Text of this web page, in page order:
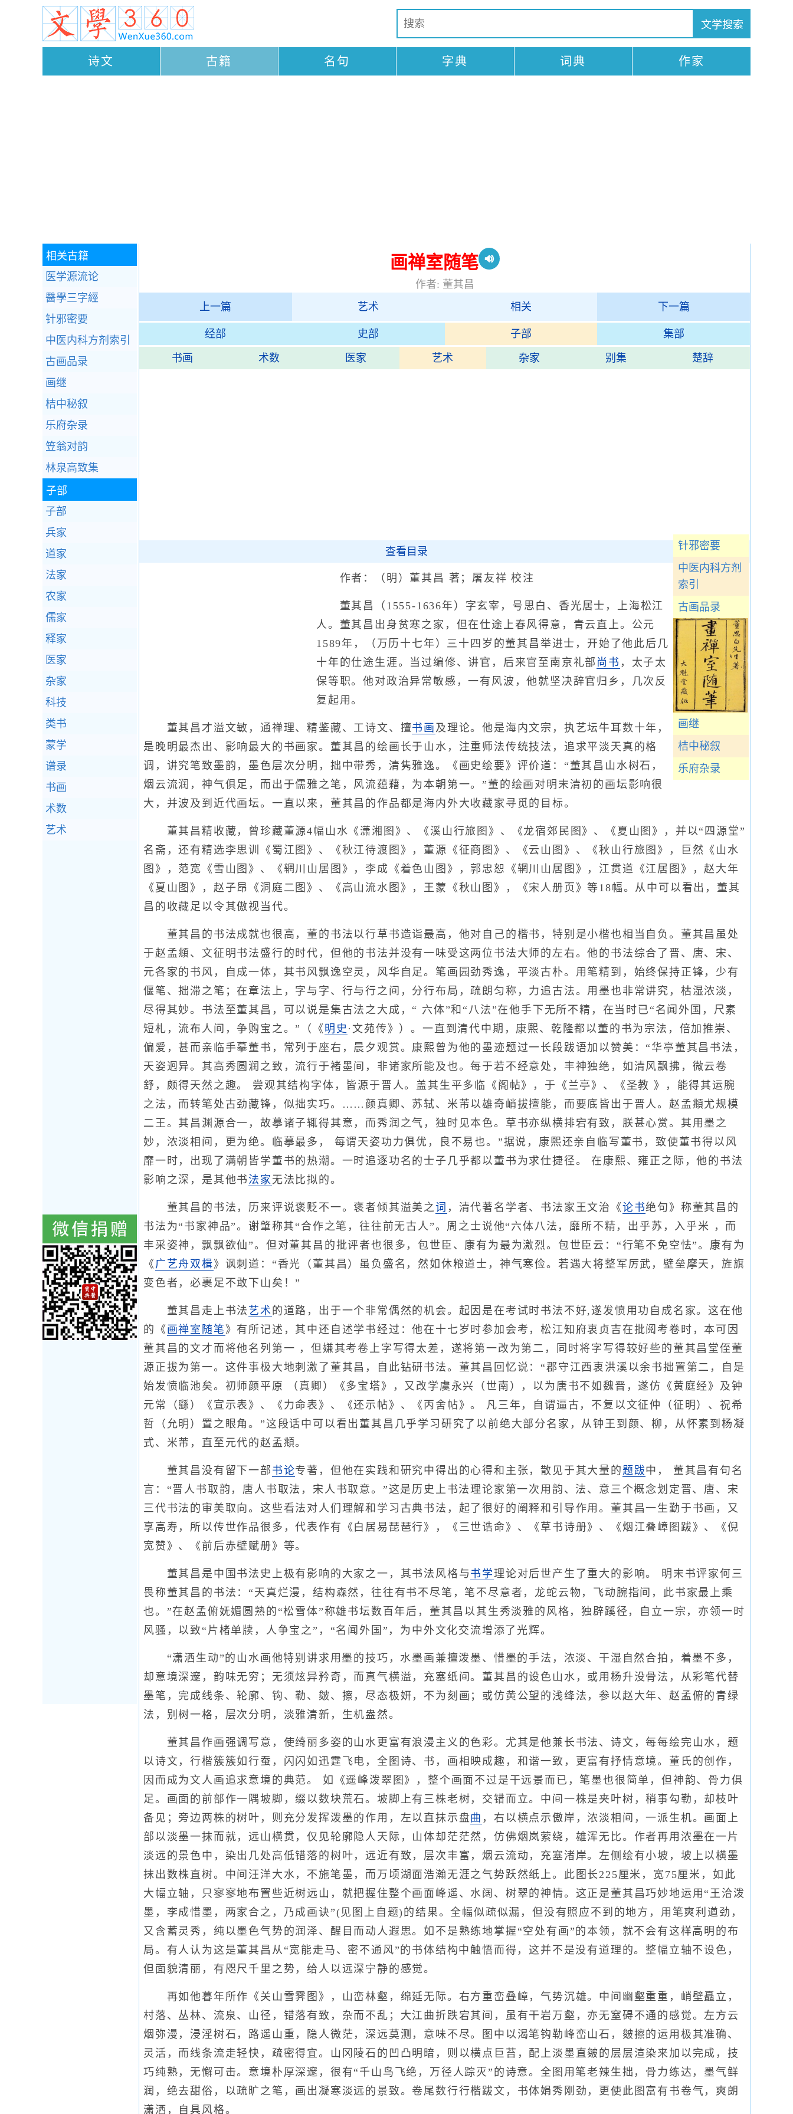
诗文 古籍 名句 字典 词典 作家
画禅室随笔
作者: 董其昌
上一篇
艺术 相关 下一篇
经部 史部 子部 集部
书画 术数 医家 艺术 杂家 别集 楚辞
针邪密要
中医内科方剂
索引
古画品录
画继
桔中秘叙
乐府杂录
查看目录
作者：（明）董其昌 著；屠友祥 校注
董其昌（1555-1636年）字玄宰，号思白、香光居士，上海松江
人。董其昌出身贫寒之家，但在仕途上春风得意，青云直上。公元
1589年，（万历十七年）三十四岁的董其昌举进士，开始了他此后几
十年的仕途生涯。当过编修、讲官，后来官至南京礼部 尚书 ，太子太
保等职。他对政治异常敏感，一有风波，他就坚决辞官归乡，几次反
复起用。
董其昌才溢文敏，通禅理、精鉴藏、工诗文、擅书画 及理论。他是海内文宗，执艺坛牛耳数十年，
是晚明最杰出、影响最大的书画家。董其昌的绘画长于山水，注重师法传统技法，追求平淡天真的格
调，讲究笔致墨韵，墨色层次分明，拙中带秀，清隽雅逸。《画史绘要》评价道：“董其昌山水树石，
烟云流润，神气俱足，而出于儒雅之笔，风流蕴藉，为本朝第一。”董的绘画对明末清初的画坛影响很
大，并波及到近代画坛。一直以来，董其昌的作品都是海内外大收藏家寻觅的目标。
董其昌精收藏，曾珍藏董源4幅山水《潇湘图》、《溪山行旅图》、《龙宿郊民图》、《夏山图》，并以“四源堂”
名斋，还有精选李思训《蜀江图》、《秋江待渡图》，董源《征商图》、《云山图》、《秋山行旅图》，巨然《山水
图》，范宽《雪山图》、《辋川山居图》，李成《着色山图》，郭忠恕《辋川山居图》，江贯道《江居图》，赵大年
《夏山图》，赵子昂《洞庭二图》、《高山流水图》，王蒙《秋山图》，《宋人册页》等18幅。从中可以看出，董其
昌的收藏足以令其傲视当代。
董其昌的书法成就也很高，董的书法以行草书造诣最高，他对自己的楷书，特别是小楷也相当自负。董其昌虽处
于赵孟頫、文征明书法盛行的时代，但他的书法并没有一味受这两位书法大师的左右。他的书法综合了晋、唐、宋、
元各家的书风，自成一体，其书风飘逸空灵，风华自足。笔画园劲秀逸，平淡古朴。用笔精到，始终保持正锋，少有
偃笔、拙滞之笔；在章法上，字与字、行与行之间，分行布局，疏朗匀称，力追古法。用墨也非常讲究，枯湿浓淡，
尽得其妙。书法至董其昌，可以说是集古法之大成，“ 六体”和“八法”在他手下无所不精，在当时已“名闻外国，尺素
短札，流布人间，争购宝之。”（《 明史 ·文苑传》）。一直到清代中期，康熙、乾隆都以董的书为宗法，倍加推崇、
偏爱，甚而亲临手摹董书，常列于座右，晨夕观赏。康熙曾为他的墨迹题过一长段跋语加以赞美：“华亭董其昌书法，
天姿迥异。其高秀圆润之致，流行于褚墨间，非诸家所能及也。每于若不经意处，丰神独绝，如清风飘拂，微云卷
舒，颇得天然之趣。 尝观其结构字体，皆源于晋人。盖其生平多临《阁帖》，于《兰亭》、《圣教 》，能得其运腕
之法，而转笔处古劲藏锋，似拙实巧。……颜真卿、苏轼、米芾以雄奇峭拔擅能，而要底皆出于晋人。赵孟頫尤规模
二王。其昌渊源合一，故摹诸子辄得其意，而秀润之气，独时见本色。草书亦纵横排宕有致，朕甚心赏。其用墨之
妙，浓淡相间，更为绝。临摹最多， 每谓天姿功力俱优，良不易也。”据说，康熙还亲自临写董书，致使董书得以风
靡一时，出现了满朝皆学董书的热潮。一时追逐功名的士子几乎都以董书为求仕捷径。 在康熙、雍正之际，他的书法
影响之深，是其他书 法家 无法比拟的。
董其昌的书法，历来评说褒贬不一。褒者倾其溢美之词 ，清代著名学者、书法家王文治《论书绝句》称董其昌的
书法为“书家神品”。谢肇称其“合作之笔，往往前无古人”。周之士说他“六体八法，靡所不精，出乎苏，入乎米 ，而
丰采姿神，飘飘欲仙”。但对董其昌的批评者也很多，包世臣、康有为最为激烈。包世臣云：“行笔不免空怯”。康有为
《 广艺舟双楫》讽刺道：“香光（董其昌）虽负盛名，然如休粮道士，神气寒俭。若遇大将整军厉武，壁垒摩天，旌旗
变色者，必裹足不敢下山矣！”
董其昌走上书法 艺术 的道路，出于一个非常偶然的机会。起因是在考试时书法不好,遂发愤用功自成名家。这在他
的《 画禅室随笔 》有所记述，其中还自述学书经过：他在十七岁时参加会考，松江知府衷贞吉在批阅考卷时，本可因
董其昌的文才而将他名列第一 ，但嫌其考卷上字写得太差，遂将第一改为第二，同时将字写得较好些的董其昌堂侄董
源正拔为第一。这件事极大地刺激了董其昌，自此钻研书法。董其昌回忆说：“郡守江西衷洪溪以余书拙置第二，自是
始发愤临池矣。初师颜平原 （真卿）《多宝塔》，又改学虞永兴（世南），以为唐书不如魏晋，遂仿《黄庭经》及钟
元常（繇）《宣示表》、《力命表》、《还示帖》、《丙舍帖》。 凡三年，自谓逼古，不复以文征仲（征明）、祝希
哲（允明）置之眼角。”这段话中可以看出董其昌几乎学习研究了以前绝大部分名家，从钟王到颜、柳，从怀素到杨凝
式、米芾，直至元代的赵孟頫。
董其昌没有留下一部 书论专著，但他在实践和研究中得出的心得和主张，散见于其大量的题跋中， 董其昌有句名
言：“晋人书取韵，唐人书取法，宋人书取意。”这是历史上书法理论家第一次用韵、法、意三个概念划定晋、唐、宋
三代书法的审美取向。这些看法对人们理解和学习古典书法，起了很好的阐释和引导作用。董其昌一生勤于书画，又
享高寿，所以传世作品很多，代表作有《白居易琵琶行》，《三世诰命》、《草书诗册》、《烟江叠嶂图跋》、《倪
宽赞》、《前后赤壁赋册》等。
董其昌是中国书法史上极有影响的大家之一，其书法风格与 书学理论对后世产生了重大的影响。 明末书评家何三
畏称董其昌的书法：“天真烂漫，结构森然，往往有书不尽笔，笔不尽意者，龙蛇云物，飞动腕指间，此书家最上乘
也。”在赵孟俯妩媚圆熟的“松雪体”称雄书坛数百年后，董其昌以其生秀淡雅的风格，独辟蹊径，自立一宗，亦领一时
风骚，以致“片楮单牍，人争宝之”，“名闻外国”，为中外文化交流增添了光辉。
“潇洒生动”的山水画他特别讲求用墨的技巧，水墨画兼擅泼墨、惜墨的手法，浓淡、干湿自然合拍，着墨不多，
却意境深邃，韵味无穷；无须炫异矜奇，而真气横溢，充塞纸间。董其昌的设色山水，或用杨升没骨法，从彩笔代替
墨笔，完成线条、轮廓、钩、勒、皴、擦，尽态极妍，不为刻画；或仿黄公望的浅绛法，参以赵大年、赵孟俯的青绿
法，别树一格，层次分明，淡雅清新，生机盎然。
董其昌作画强调写意，使绮丽多姿的山水更富有浪漫主义的色彩。尤其是他兼长书法、诗文，每每绘完山水，题
以诗文，行楷簇簇如行蚕，闪闪如迅霆飞电，全图诗、书，画相映成趣，和谐一致，更富有抒情意境。董氏的创作，
因而成为文人画追求意境的典范。 如《遥峰泼翠图》，整个画面不过是干远景而已，笔墨也很简单，但神韵、骨力俱
足。画面的前部作一隅坡脚，缀以数块荒石。坡脚上有三株老树，交错而立。中间一株是夹叶树，稍事勾勒，却枝叶
备见；旁边两株的树叶，则充分发挥泼墨的作用，左以直抹示盘曲 ，右以横点示傲岸，浓淡相间，一派生机。画面上
部以淡墨一抹而就，远山横贯，仅见轮廓隐人天际，山体却茫茫然，仿佛烟岚萦绕，雄浑无比。作者再用浓墨在一片
淡远的景色中，染出几处高低错落的树叶，远近有致，层次丰富，烟云流动，充塞渚岸。左侧绘有小坡，坡上以横墨
抹出数株直树。中间汪洋大水，不施笔墨，而万顷湖面浩瀚无涯之气势跃然纸上。此图长225厘米，宽75厘米，如此
大幅立轴，只寥寥地布置些近树远山，就把握住整个画面峰遥、水阔、树翠的神情。这正是董其昌巧妙地运用“王洽泼
墨，李成惜墨，两家合之，乃成画诀”(见图上自题)的结果。全幅似疏似漏，但没有照应不到的地方，用笔爽利遒劲，
又含蓄灵秀，纯以墨色气势的润泽、醒目而动人遐思。如不是熟练地掌握“空处有画”的本领，就不会有这样高明的布
局。有人认为这是董其昌从“宽能走马、密不通风”的书体结构中触悟而得，这并不是没有道理的。整幅立轴不设色，
但面貌清丽，有咫尺千里之势，给人以远深宁静的感觉。
再如他暮年所作《关山雪霁图》，山峦林壑，绵延无际。右方重峦叠嶂，气势沉雄。中间幽壑重重，峭壁矗立，
村落、丛林、流泉、山径，错落有致，杂而不乱；大江曲折跌宕其间，虽有干岩万壑，亦无窒碍不通的感觉。左方云
烟弥漫，浸淫树石，路遥山重，隐人微茫，深远莫测，意味不尽。图中以渴笔钩勒峰峦山石，皴擦的运用极其准确、
灵活，而线条流走轻快，疏密得宜。山冈陵石的凹凸明暗，则以横点巨苔，配上淡墨直皴的层层渲染来加以完成，技
巧纯熟，无懈可击。意境朴厚深邃，很有“千山鸟飞绝，万径人踪灭”的诗意。全图用笔老辣生拙，骨力练达，墨气鲜
润，绝去甜俗，以疏旷之笔，画出凝寒淡远的景致。卷尾数行行楷跋文，书体娟秀刚劲，更使此图富有书卷气，爽朗
潇洒，自具风格。
相关古籍
医学源流论
醫學三字經
针邪密要
中医内科方剂索引
古画品录
画继
桔中秘叙
乐府杂录
笠翁对韵
林泉高致集
子部
子部
兵家
道家
法家
农家
儒家
释家
医家
杂家
科技
类书
蒙学
谱录
书画
术数
艺术